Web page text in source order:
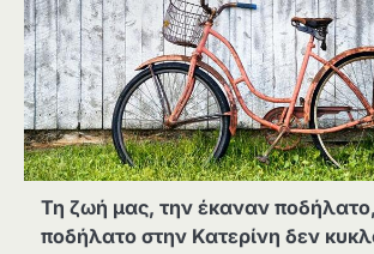
Τη ζωή μας, την έκαναν
ποδήλατο στην Κατερίνη δεν